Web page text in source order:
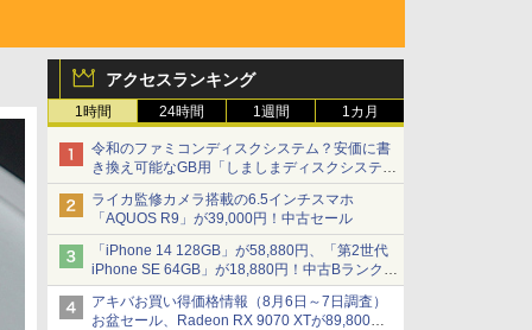
アクセスランキング
1時間 24時間 1週間 1カ月
令和のファミコンディスクシステム？安価に書
き換え可能なGB用「しましまディスクシステ
ム」
ライカ監修カメラ搭載の6.5インチスマホ
「AQUOS R9」が39,000円！中古セール
「iPhone 14 128GB」が58,880円、「第2世代
iPhone SE 64GB」が18,880円！中古Bランク品
セール
アキバお買い得価格情報（8月6日～7日調査）
お盆セール、Radeon RX 9070 XTが89,800